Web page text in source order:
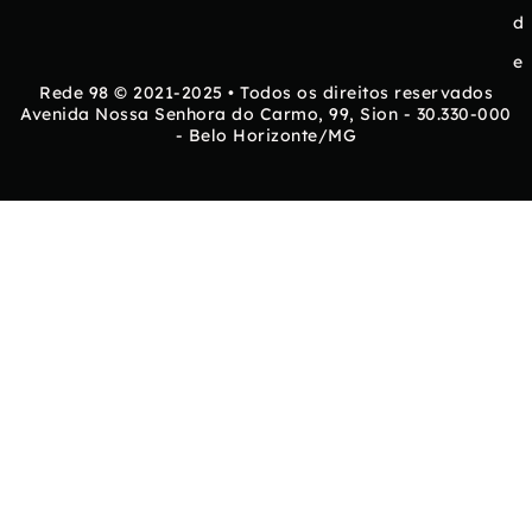
d
e
Rede 98 © 2021-2025 • Todos os direitos reservados
Avenida Nossa Senhora do Carmo, 99, Sion - 30.330-000
- Belo Horizonte/MG